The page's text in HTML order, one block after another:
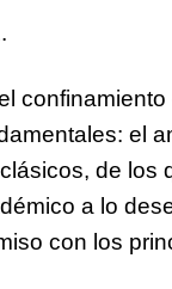
el
de los
a lo
con los